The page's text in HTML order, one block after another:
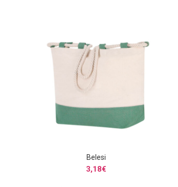
SELECCIONAR OPCIONES
Belesi
3,18€